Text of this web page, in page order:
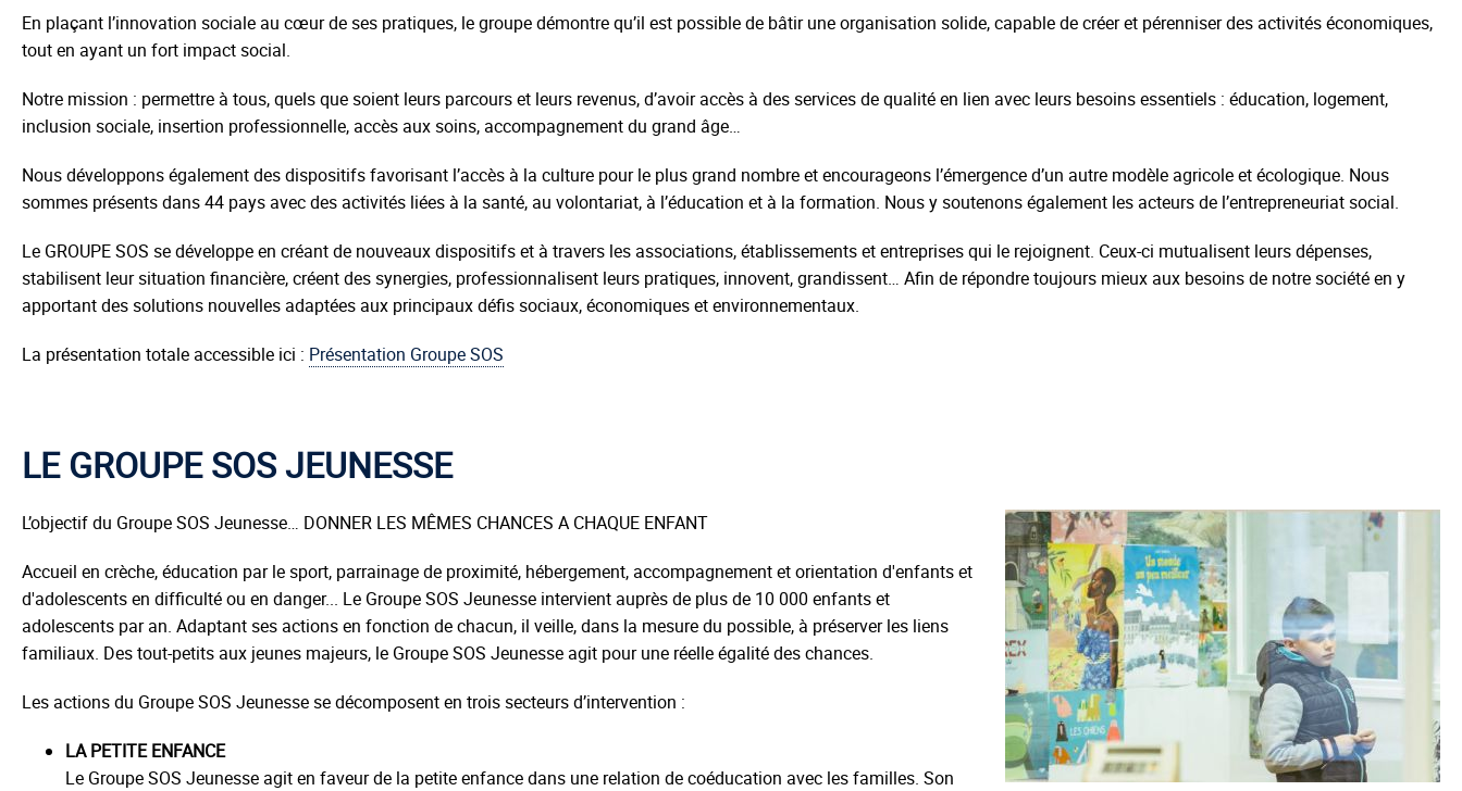
En plaçant l’innovation sociale au cœur de ses pratiques, le groupe démontre qu’il est possible de bâtir une organisation solide, capable de créer et pérenniser des activités économiques,
tout en ayant un fort impact social.
Notre mission : permettre à tous, quels que soient leurs parcours et leurs revenus, d’avoir accès à des services de qualité en lien avec leurs besoins essentiels : éducation, logement,
inclusion sociale, insertion professionnelle, accès aux soins, accompagnement du grand âge…
Nous développons également des dispositifs favorisant l’accès à la culture pour le plus grand nombre et encourageons l’émergence d’un autre modèle agricole et écologique. Nous
sommes présents dans 44 pays avec des activités liées à la santé, au volontariat, à l’éducation et à la formation. Nous y soutenons également les acteurs de l’entrepreneuriat social.
Le GROUPE SOS se développe en créant de nouveaux dispositifs et à travers les associations, établissements et entreprises qui le rejoignent. Ceux-ci mutualisent leurs dépenses,
stabilisent leur situation financière, créent des synergies, professionnalisent leurs pratiques, innovent, grandissent… Afin de répondre toujours mieux aux besoins de notre société en y
apportant des solutions nouvelles adaptées aux principaux défis sociaux, économiques et environnementaux.
La présentation totale accessible ici : Présentation Groupe SOS
LE GROUPE SOS JEUNESSE
L’objectif du Groupe SOS Jeunesse… DONNER LES MÊMES CHANCES A CHAQUE ENFANT
Accueil en crèche, éducation par le sport, parrainage de proximité, hébergement, accompagnement et orientation d'enfants et
d'adolescents en difficulté ou en danger... Le Groupe SOS Jeunesse intervient auprès de plus de 10 000 enfants et
adolescents par an. Adaptant ses actions en fonction de chacun, il veille, dans la mesure du possible, à préserver les liens
familiaux. Des tout-petits aux jeunes majeurs, le Groupe SOS Jeunesse agit pour une réelle égalité des chances.
Les actions du Groupe SOS Jeunesse se décomposent en trois secteurs d’intervention :
LA PETITE ENFANCE
Le Groupe SOS Jeunesse agit en faveur de la petite enfance dans une relation de coéducation avec les familles. Son